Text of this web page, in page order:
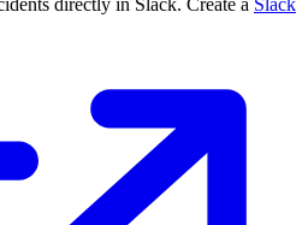
directly in Slack. Create a Slack